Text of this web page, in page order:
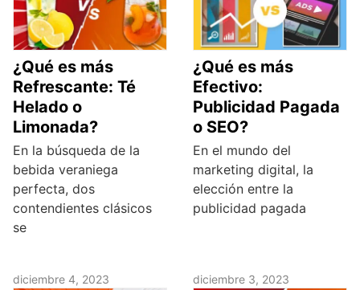
¿Qué es más
Refrescante: Té
Helado o
Limonada?
En la búsqueda de la
bebida veraniega
perfecta, dos
contendientes clásicos
se
¿Qué es más
Efectivo:
Publicidad Pagada
o SEO?
En el mundo del
marketing digital, la
elección entre la
publicidad pagada
diciembre 4, 2023 diciembre 3, 2023